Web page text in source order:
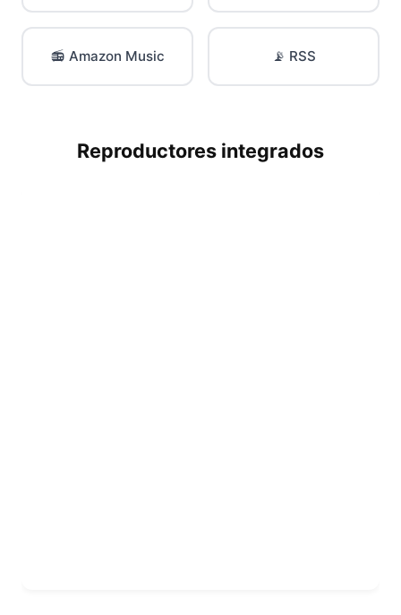
📻 Amazon Music 📡 RSS
Reproductores integrados